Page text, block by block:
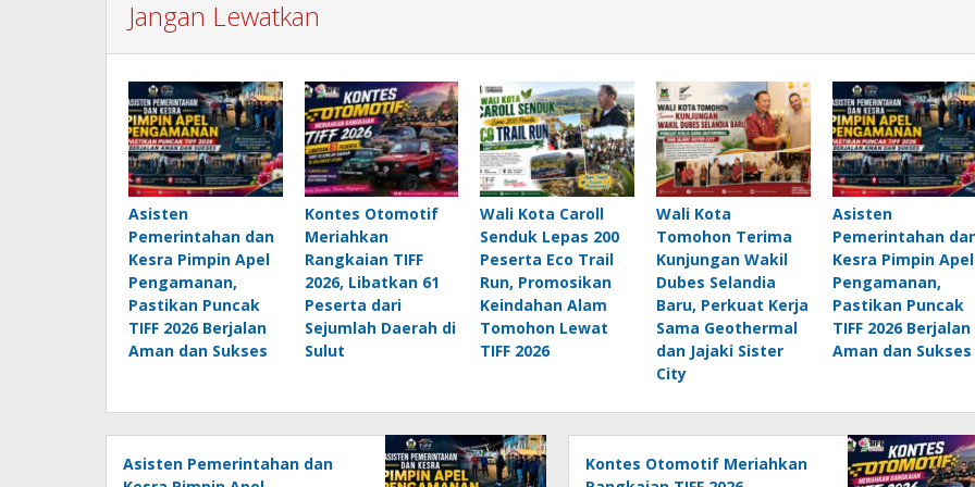
Jangan Lewatkan
Asisten
Pemerintahan dan
Kesra Pimpin Apel
Pengamanan,
Pastikan Puncak
TIFF 2026 Berjalan
Aman dan Sukses
Kontes Otomotif
Meriahkan
Rangkaian TIFF
2026, Libatkan 61
Peserta dari
Sejumlah Daerah di
Sulut
Wali Kota Caroll
Senduk Lepas 200
Peserta Eco Trail
Run, Promosikan
Keindahan Alam
Tomohon Lewat
TIFF 2026
Wali Kota
Tomohon Terima
Kunjungan Wakil
Dubes Selandia
Baru, Perkuat Kerja
Sama Geothermal
dan Jajaki Sister
City
Asisten
Pemerintahan
Kesra Pimpin Apel
Pengamanan,
Pastikan Puncak
TIFF 2026 Berjalan
Aman dan Sukses
Asisten Pemerintahan dan
Kontes Otomotif Meriahkan